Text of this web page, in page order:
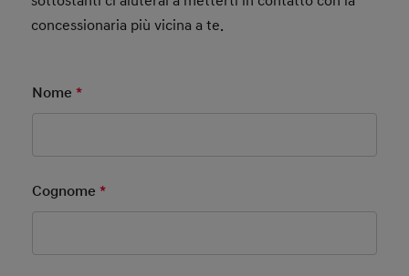
concessionaria più vicina a te.
Nome *Mandatory Field
Cognome *Mandatory Field